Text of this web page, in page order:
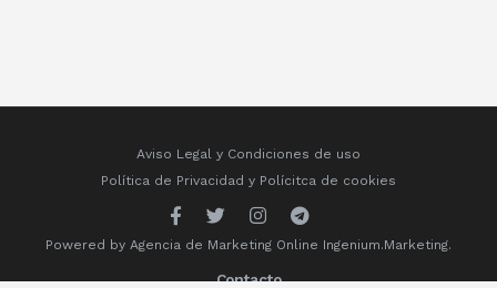
Aviso Legal y Condiciones de uso
Política de Privacidad y Polícitca de cookies
Powered by Agencia de Marketing Online Ingenium.Marketing.
Contacto